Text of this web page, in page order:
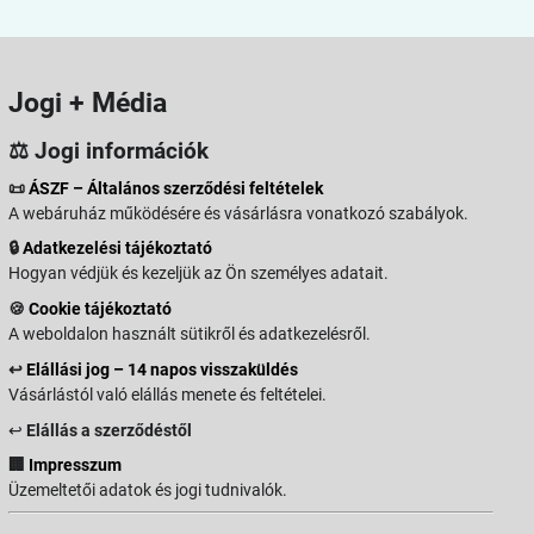
Jogi + Média
⚖️ Jogi információk
📜ÁSZF – Általános szerződési feltételek
A webáruház működésére és vásárlásra vonatkozó szabályok.
🔒Adatkezelési tájékoztató
Hogyan védjük és kezeljük az Ön személyes adatait.
🍪Cookie tájékoztató
A weboldalon használt sütikről és adatkezelésről.
↩️Elállási jog – 14 napos visszaküldés
Vásárlástól való elállás menete és feltételei.
↩️ Elállás a szerződéstől
🏢 Impresszum
Üzemeltetői adatok és jogi tudnivalók.